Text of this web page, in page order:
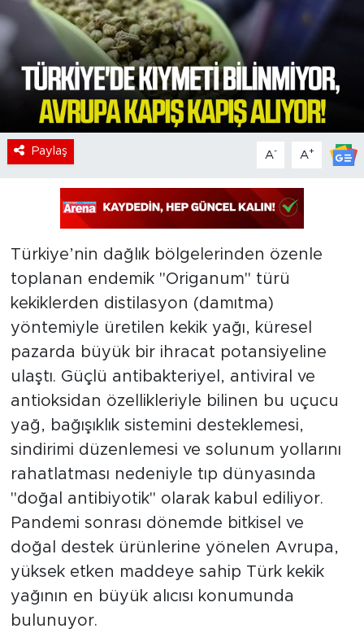
Paylaş A- A+
Türkiye’nin dağlık bölgelerinden özenle
toplanan endemik "Origanum" türü
kekiklerden distilasyon (damıtma)
yöntemiyle üretilen kekik yağı, küresel
pazarda büyük bir ihracat potansiyeline
ulaştı. Güçlü antibakteriyel, antiviral ve
antioksidan özellikleriyle bilinen bu uçucu
yağ, bağışıklık sistemini desteklemesi,
sindirimi düzenlemesi ve solunum yollarını
rahatlatması nedeniyle tıp dünyasında
"doğal antibiyotik" olarak kabul ediliyor.
Pandemi sonrası dönemde bitkisel ve
doğal destek ürünlerine yönelen Avrupa,
yüksek etken maddeye sahip Türk kekik
yağının en büyük alıcısı konumunda
bulunuyor.